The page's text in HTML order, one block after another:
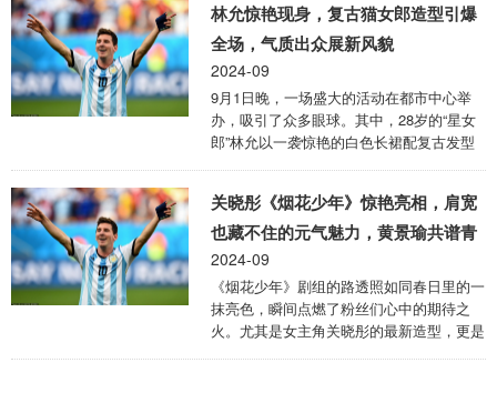
起看了两次球赛。 参加查尔斯国王的生日
阅兵仪式，是凯特王妃时隔半年后的露面，
也是威尔士三宝时隔半年后合体出席公务。
在凯特王妃消失的这大半年中，传闻谣言最
多的是关于夏洛特公主的。小公主这次露
面，真真打破了一切不实传闻，而且此次露
面已经9岁的夏洛特公主更美，气场更强大
了。 夏洛特公主一身黑色连衣裙，和凯特
...
林允惊艳现身，复古猫女郎造型引爆
全场，气质出众展新风貌
2024-09
9月1日晚，一场盛大的活动在都市中心举
办，吸引了众多眼球。其中，28岁的“星女
郎”林允以一袭惊艳的白色长裙配复古发型
味，更让人们看到了她不同于以往的魅力。
活动当晚，林允的出场无疑是最为抢眼的。
她身着的白色长裙在灯光下熠熠生辉，复古
发型更是为她的整体造型增添了几分典雅与
高贵。耳饰、手饰和精致的包包与整体造型
相得益彰，使得林允在众星云集的活动现场
也毫不逊色。网友们纷纷表示，这套造型不
仅凸显了林允的气质，更让她在高端活动中
关晓彤《烟花少年》惊艳亮相，肩宽
也藏不住的元气魅力，黄景瑜共谱青
春恋曲！
2024-09
《烟花少年》剧组的路透照如同春日里的一
抹亮色，瞬间点燃了粉丝们心中的期待之
火。尤其是女主角关晓彤的最新造型，更是